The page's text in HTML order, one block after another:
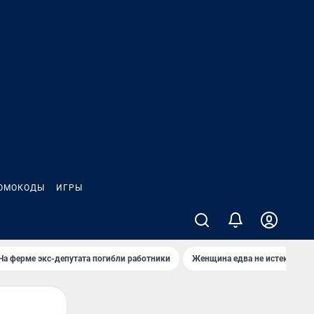
ИГРЫ
ферме экс-депутата погибли работники Женщина едва не истекла